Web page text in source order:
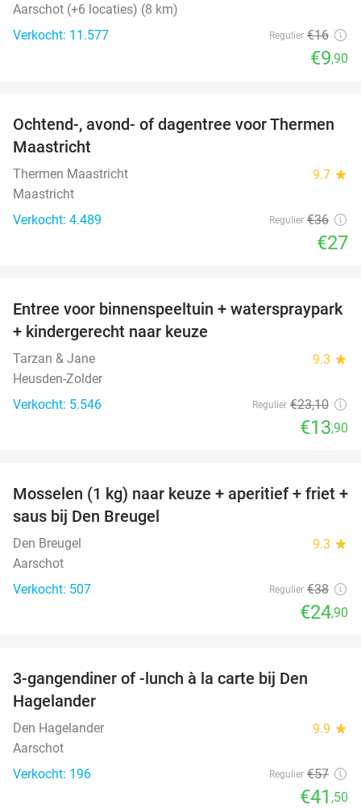
Aarschot (+6 locaties) (8 km)
Verkocht: 11.577
Regulier €16
€9,90
25%
Ochtend-, avond- of dagentree voor Thermen
Maastricht
Thermen Maastricht 9.7 star
Maastricht
Verkocht: 4.489
Regulier €36
€27
40%
Entree voor binnenspeeltuin + waterspraypark
+ kindergerecht naar keuze
Tarzan & Jane 9.3 star
Heusden-Zolder
Verkocht: 5.546
Regulier €23,10
€13,90
34%
Mosselen (1 kg) naar keuze + aperitief + friet +
saus bij Den Breugel
Den Breugel 9.3 star
Aarschot
Verkocht: 507
Regulier €38
€24,90
3-gangendiner of -lunch à la carte bij Den
Hagelander
Den Hagelander 9.9 star
Aarschot
Verkocht: 196
Regulier €57
€41 ,50